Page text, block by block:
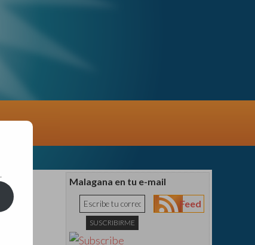
Malagana en tu e-mail
Feed